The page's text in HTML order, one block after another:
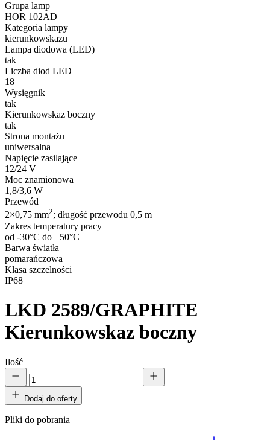
Grupa lamp
HOR 102AD
Kategoria lampy
kierunkowskazu
Lampa diodowa (LED)
tak
Liczba diod LED
18
Wysięgnik
tak
Kierunkowskaz boczny
tak
Strona montażu
uniwersalna
Napięcie zasilające
12/24 V
Moc znamionowa
1,8/3,6 W
Przewód
2×0,75 mm2; długość przewodu 0,5 m
Zakres temperatury pracy
od -30°C do +50°C
Barwa światła
pomarańczowa
Klasa szczelności
IP68
LKD 2589/GRAPHITE
Kierunkowskaz boczny
Ilość
Dodaj do oferty
Pliki do pobrania